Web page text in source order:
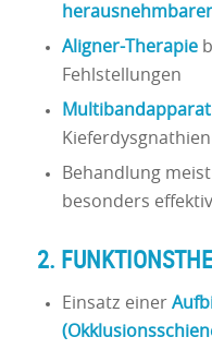
Aligner-Therapie
Fehlstellungen
Kieferdysgnathien
Behandlung
besonders effektiv
2.
Einsatz einer